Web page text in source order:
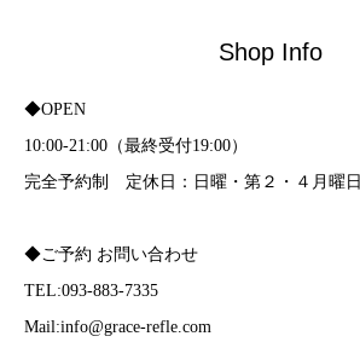
Shop Info
◆OPEN
10:00-21:00（最終受付19:00）
完全予約制 定休日：日曜・第２・４月曜日
◆ご予約 お問い合わせ
TEL:093-883-7335
Mail:info@grace-refle.com